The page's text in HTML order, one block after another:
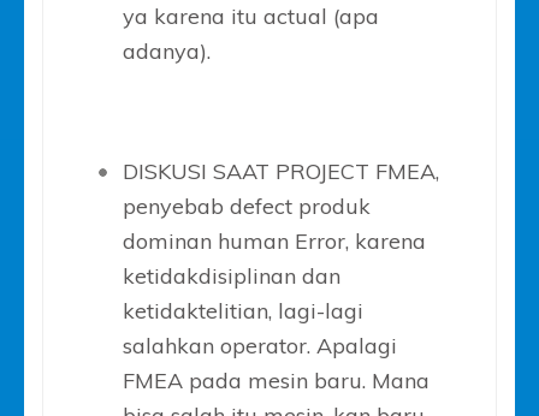
ya karena itu actual (apa
adanya).
DISKUSI SAAT PROJECT FMEA,
penyebab defect produk
dominan human Error, karena
ketidakdisiplinan dan
ketidaktelitian, lagi-lagi
salahkan operator. Apalagi
FMEA pada mesin baru. Mana